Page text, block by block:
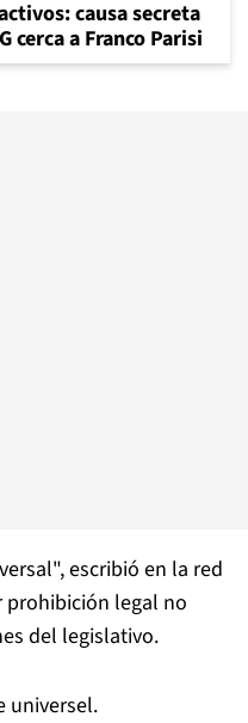
causa secreta
cerca a Franco Parisi
escribió en la red
prohibición legal no
del legislativo.
universel.